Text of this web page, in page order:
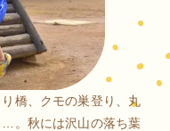
橋、クモの巣登り、丸
…。秋には沢山の落ち葉